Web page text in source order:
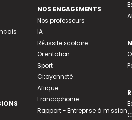
NOS ENGAGEMENTS
Nos professeurs
IA
Réussite scolaire
Orientation
Sport
Citoyenneté
Afrique
Francophonie
Rapport - Entreprise à mission